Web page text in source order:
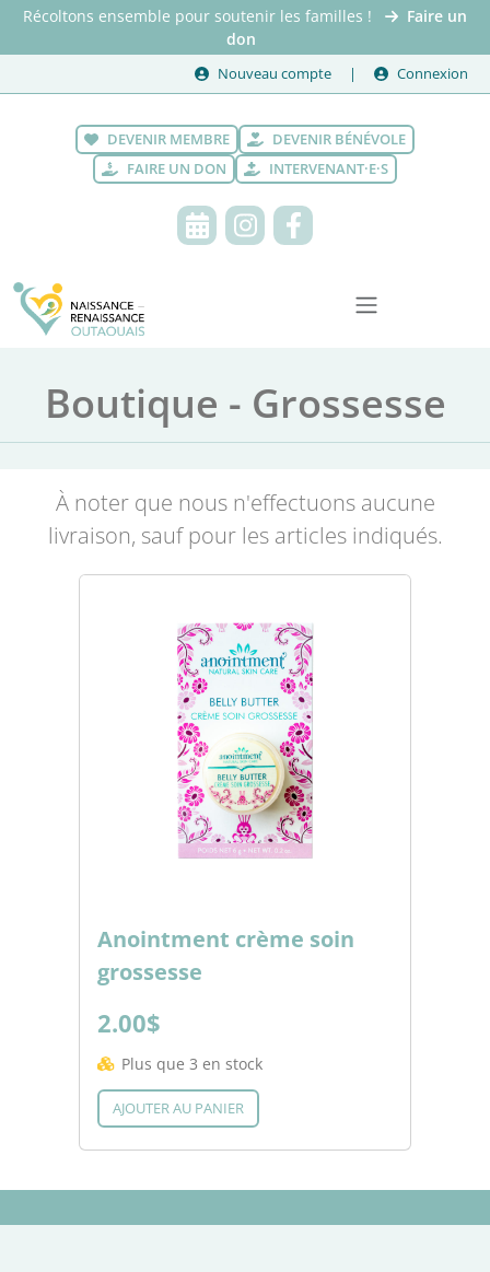
Récoltons ensemble pour soutenir les familles !
Faire un
don
Nouveau compte Connexion
DEVENIR MEMBRE
DEVENIR BÉNÉVOLE
FAIRE UN DON
INTERVENANT·E·S
Boutique - Grossesse
À noter que nous n'effectuons aucune
livraison, sauf pour les articles indiqués.
Anointment crème soin
grossesse
2.00$
Plus que 3 en stock
AJOUTER AU PANIER